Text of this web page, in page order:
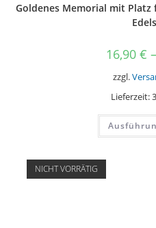
Goldenes Memorial mit
16,90 € –
zzgl.
Lieferzeit:
NICHT VORRÄTIG